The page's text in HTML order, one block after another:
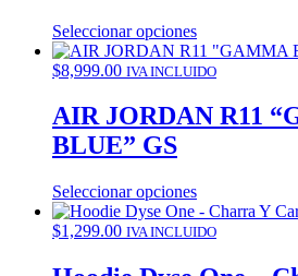
Seleccionar opciones
$8,999.00 IVA INCLUIDO
AIR JORDAN R11
BLUE” GS
Seleccionar opciones
$1,299.00 IVA INCLUIDO